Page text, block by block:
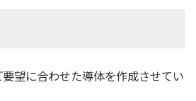
望に合わせた導体を作成させてい